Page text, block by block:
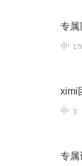
专属
ximi
3
专属